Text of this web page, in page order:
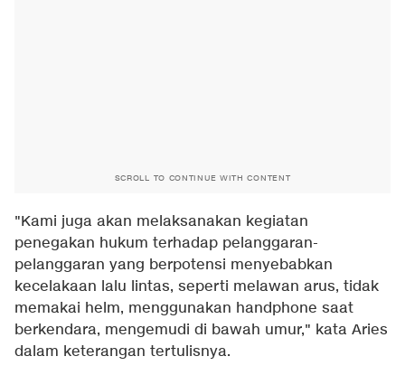
SCROLL TO CONTINUE WITH CONTENT
"Kami juga akan melaksanakan kegiatan
penegakan hukum terhadap pelanggaran-
pelanggaran yang berpotensi menyebabkan
kecelakaan lalu lintas, seperti melawan arus, tidak
memakai helm, menggunakan handphone saat
berkendara, mengemudi di bawah umur," kata Aries
dalam keterangan tertulisnya.